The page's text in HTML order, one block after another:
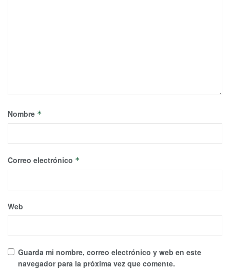
Nombre *
Correo electrónico *
Web
Guarda mi nombre, correo electrónico y web en este
navegador para la próxima vez que comente.